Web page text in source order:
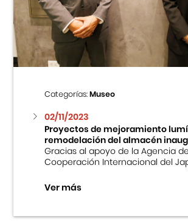
Categorías:Museo
02/11/2023
Proyectos de mejoramiento
remodelación del almacén
Gracias al apoyo de la Agencia de
Cooperación Internacional del
Ver más